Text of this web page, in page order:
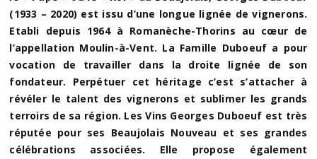
(1933 – 2020) est issu d’une longue lignée de vignerons.
Etabli depuis 1964 à Romanèche-Thorins au cœur de
l’appellation Moulin-à-Vent. La Famille Duboeuf a pour
vocation de travailler dans la droite lignée de son
fondateur. Perpétuer cet héritage c’est s’attacher à
révéler le talent des vignerons et sublimer les grands
terroirs de sa région. Les Vins Georges Duboeuf est très
réputée pour ses Beaujolais Nouveau et ses grandes
célébrations associées. Elle propose également